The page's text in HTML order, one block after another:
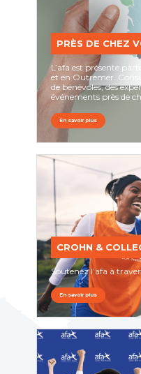
PRÈS DE CHEZ
L’afa est présente
et en Outremer.
de bénévoles, des
événements près de
En savoir plus
CROHN &
Soutenez l’afa à
En savoir plus